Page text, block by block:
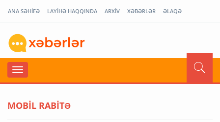
ANA SƏHİFƏ LAYİHƏ HAQQINDA ARXİV XƏBƏRLƏR ƏLAQƏ
MOBİL RABİTƏ